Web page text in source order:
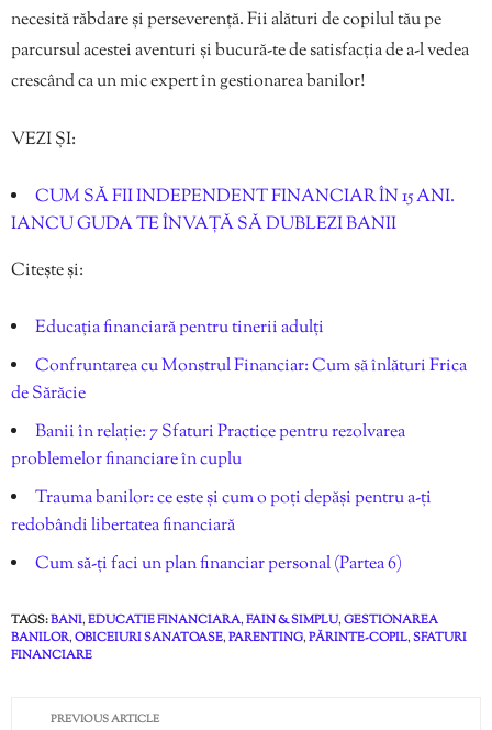
necesită răbdare și perseverență. Fii alături de copilul tău pe
parcursul acestei aventuri și bucură-te de satisfacția de a-l vedea
crescând ca un mic expert în gestionarea banilor!
VEZI ȘI:
CUM SĂ FII INDEPENDENT FINANCIAR ÎN 15 ANI.
IANCU GUDA TE ÎNVAȚĂ SĂ DUBLEZI BANII
Citește și:
Educația financiară pentru tinerii adulți
Confruntarea cu Monstrul Financiar: Cum să înlături Frica
de Sărăcie
Banii în relație: 7 Sfaturi Practice pentru rezolvarea
problemelor financiare în cuplu
Trauma banilor: ce este și cum o poți depăși pentru a-ți
redobândi libertatea financiară
Cum să-ți faci un plan financiar personal (Partea 6)
TAGS:BANI,EDUCATIE FINANCIARA,FAIN & SIMPLU,GESTIONAREA
BANILOR,OBICEIURI SANATOASE,PARENTING,PĂRINTE-COPIL,SFATURI
FINANCIARE
PREVIOUS ARTICLE